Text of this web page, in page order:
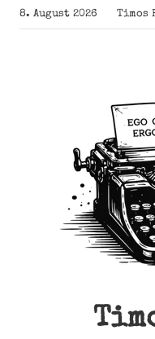
Zum
Inhalt
8. August 2026 Timos